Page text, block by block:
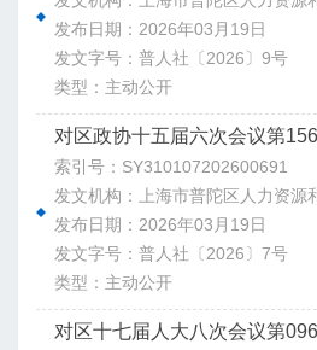
发布日期：2026年03月19日
发文字号：普人社〔2026〕9号
类型：主动公开
索引号：SY310107202600691
发文机构：上海市普陀区人力资源
发布日期：2026年03月19日
发文字号：普人社〔2026〕7号
类型：主动公开